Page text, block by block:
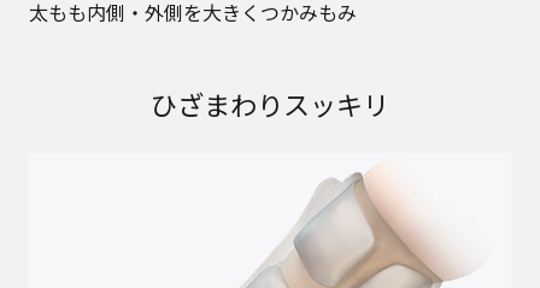
太もも内側・外側を大きくつかみもみ
ひざまわりスッキリ